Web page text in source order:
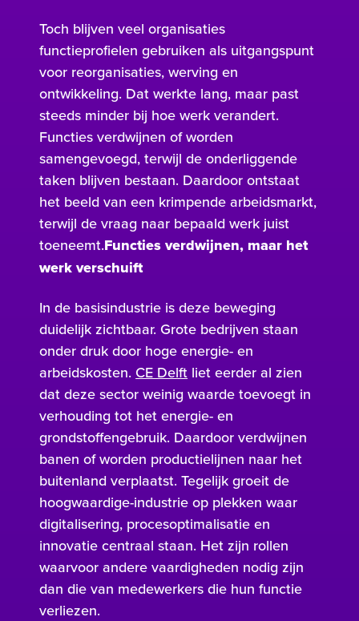
Toch blijven veel organisaties
functieprofielen gebruiken als uitgangspunt
voor reorganisaties, werving en
ontwikkeling. Dat werkte lang, maar past
steeds minder bij hoe werk verandert.
Functies verdwijnen of worden
samengevoegd, terwijl de onderliggende
taken blijven bestaan. Daardoor ontstaat
het beeld van een krimpende arbeidsmarkt,
terwijl de vraag naar bepaald werk juist
toeneemt.Functies verdwijnen, maar het
werk verschuift
In de basisindustrie is deze beweging
duidelijk zichtbaar. Grote bedrijven staan
onder druk door hoge energie- en
arbeidskosten. CE Delft liet eerder al zien
dat deze sector weinig waarde toevoegt in
verhouding tot het energie- en
grondstoffengebruik. Daardoor verdwijnen
banen of worden productielijnen naar het
buitenland verplaatst. Tegelijk groeit de
hoogwaardige-industrie op plekken waar
digitalisering, procesoptimalisatie en
innovatie centraal staan. Het zijn rollen
waarvoor andere vaardigheden nodig zijn
dan die van medewerkers die hun functie
verliezen.